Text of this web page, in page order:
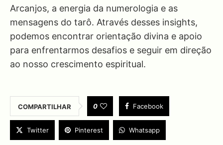
Arcanjos, a energia da numerologia e as
mensagens do tarô. Através desses insights,
podemos encontrar orientação divina e apoio
para enfrentarmos desafios e seguir em direção
ao nosso crescimento espiritual.
COMPARTILHAR 0 Facebook
Twitter Pinterest Whatsapp